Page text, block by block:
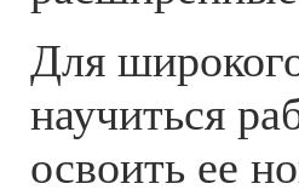
Для
научиться
освоить ее